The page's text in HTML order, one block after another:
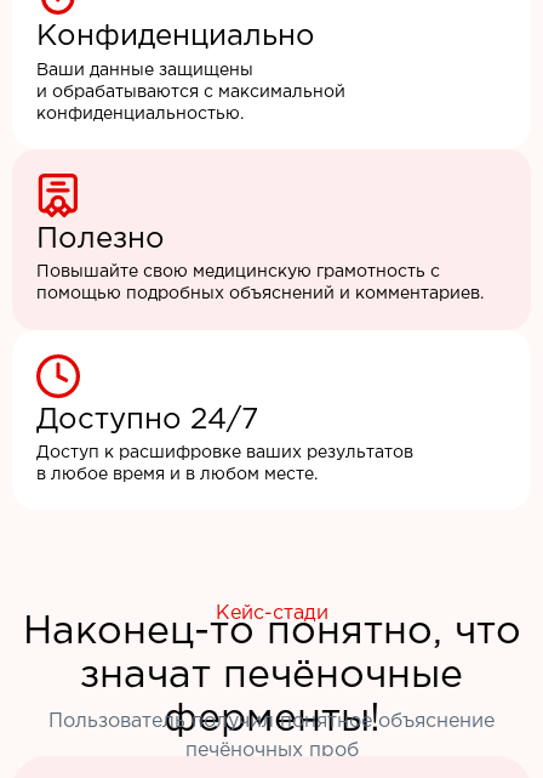
Конфиденциально
Ваши данные защищены
и обрабатываются с максимальной
конфиденциальностью.
Полезно
Повышайте свою медицинскую грамотность с
помощью подробных объяснений и комментариев.
Доступно 24/7
Доступ к расшифровке ваших результатов
в любое время и в любом месте.
Кейс-стади
Наконец-то понятно, что
значат печёночные
ферменты!
Пользователь получил понятное объяснение
печёночных проб